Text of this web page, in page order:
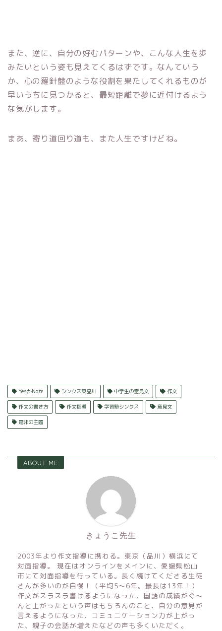
また、逆に、自分の好むパターンや、こんな人生を歩
みたいという姿も見えてくるはずです。なんていう
か、心の羅針盤のような役割を果たしてくれるものが
早いうちに見つかると、最短距離で夢に近付けるよう
な気がします。
まあ、寄り道回り道も、また人生ですけどね。
YesかNoか シンクス東品川 中学生の意見文 作文
作文の書き方 作文指導 学習塾シンクス 意見文
是非の主題
ABOUT ME
きょうこ先生
2003年より作文指導に携わる。東京（品川）横浜にて
対面指導。 現在はオンラインをメインに、愛媛県松山
市にて対面指導を行っている。長く続けてくださる生徒
さんが多いのが自慢！（平均5〜6年。最長は13年！）
作文がスラスラ書けるようになった、国語の成績がぐ〜
んと上がったという声はもちろんのこと、自分の意見が
言えるようになった、コミュニケーション力が上がっ
た、親子の会話が増えたなどの声も多くいただく。